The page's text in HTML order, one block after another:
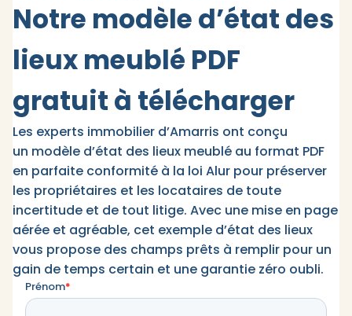
Notre modèle d’état des
lieux meublé PDF
gratuit à télécharger
Les experts immobilier d’Amarris ont conçu
un modèle d’état des lieux meublé au format PDF
en parfaite conformité à la loi Alur pour préserver
les propriétaires et les locataires de toute
incertitude et de tout litige. Avec une mise en page
aérée et agréable, cet exemple d’état des lieux
vous propose des champs prêts à remplir pour un
gain de temps certain et une garantie zéro oubli.